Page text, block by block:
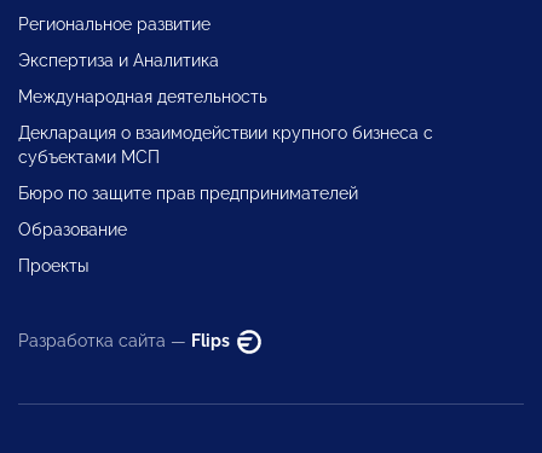
Региональное развитие
Экспертиза и Аналитика
Международная деятельность
Декларация о взаимодействии крупного бизнеса с
субъектами МСП
Бюро по защите прав предпринимателей
Образование
Проекты
Разработка сайта — Flips